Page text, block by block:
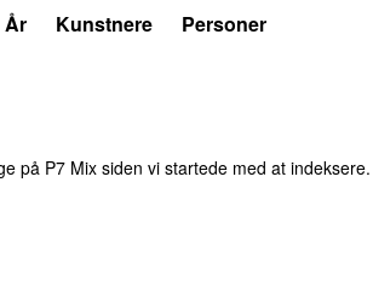
År Kunstnere Personer
e på P7 Mix siden vi startede med at indeksere.